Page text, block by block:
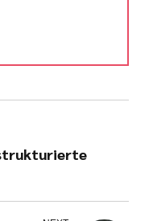
julian-funke.de